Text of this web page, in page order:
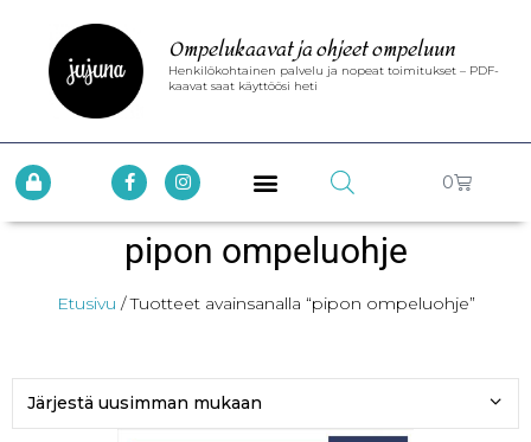
Ompelukaavat ja ohjeet ompeluun
Henkilökohtainen palvelu ja nopeat toimitukset – PDF-
kaavat saat käyttöösi heti
0
pipon ompeluohje
Etusivu / Tuotteet avainsanalla “pipon ompeluohje”